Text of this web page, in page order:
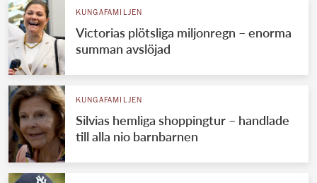
KUNGAFAMILJEN
Victorias plötsliga miljonregn – enorma
summan avslöjad
KUNGAFAMILJEN
Silvias hemliga shoppingtur – handlade
till alla nio barnbarnen